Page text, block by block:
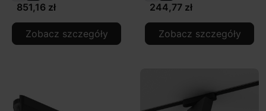
851,16 zł
Zobacz szczegóły
244,77 zł
Zobacz szczegóły